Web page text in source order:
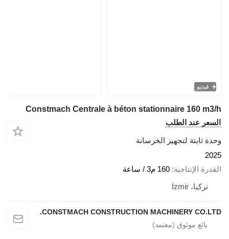
فيديو
Constmach Centrale à béton stationnaire 160 m3/h
السعر عند الطلب
وحدة ثابتة لتجهيز الخرسانة
2025
القدرة الإنتاجية 160 م3 / ساعة
تركيا، İzmir
CONSTMACH CONSTRUCTION MACHINERY CO.LTD.